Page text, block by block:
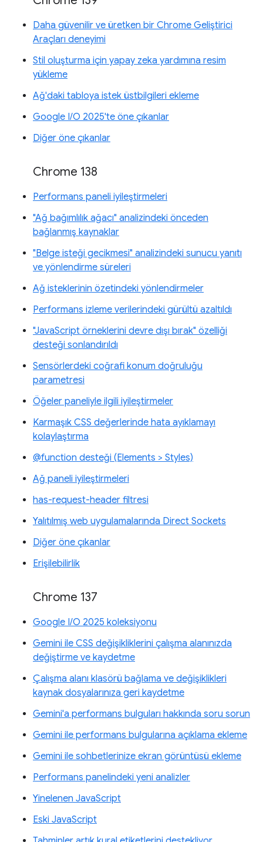
Daha güvenilir ve üretken bir Chrome Geliştirici
Araçları deneyimi
Stil oluşturma için yapay zeka yardımına resim
yükleme
Ağ'daki tabloya istek üstbilgileri ekleme
Google I/O 2025'te öne çıkanlar
Diğer öne çıkanlar
Chrome 138
Performans paneli iyileştirmeleri
"Ağ bağımlılık ağacı" analizindeki önceden
bağlanmış kaynaklar
"Belge isteği gecikmesi" analizindeki sunucu yanıtı
ve yönlendirme süreleri
Ağ isteklerinin özetindeki yönlendirmeler
Performans izleme verilerindeki gürültü azaltıldı
"JavaScript örneklerini devre dışı bırak" özelliği
desteği sonlandırıldı
Sensörlerdeki coğrafi konum doğruluğu
parametresi
Öğeler paneliyle ilgili iyileştirmeler
Karmaşık CSS değerlerinde hata ayıklamayı
kolaylaştırma
@function desteği (Elements > Styles)
Ağ paneli iyileştirmeleri
has-request-header filtresi
Yalıtılmış web uygulamalarında Direct Sockets
Diğer öne çıkanlar
Erişilebilirlik
Chrome 137
Google I/O 2025 koleksiyonu
Gemini ile CSS değişikliklerini çalışma alanınızda
değiştirme ve kaydetme
Çalışma alanı klasörü bağlama ve değişiklikleri
kaynak dosyalarınıza geri kaydetme
Gemini'a performans bulguları hakkında soru sorun
Gemini ile performans bulgularına açıklama ekleme
Gemini ile sohbetlerinize ekran görüntüsü ekleme
Performans panelindeki yeni analizler
Yinelenen JavaScript
Eski JavaScript